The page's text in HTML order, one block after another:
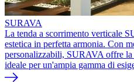
SURAVA
La tenda a scorrimento verticale
estetica in perfetta armonia. Con
personalizzabili, SURAVA offre
ideale per un'ampia gamma di